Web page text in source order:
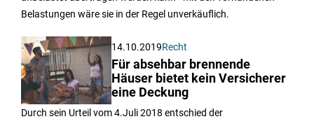
Belastungen wäre sie in der Regel unverkäuflich.
14.10.2019Recht
Für absehbar brennende
Häuser bietet kein Versicherer
eine Deckung
Durch sein Urteil vom 4.Juli 2018 entschied der